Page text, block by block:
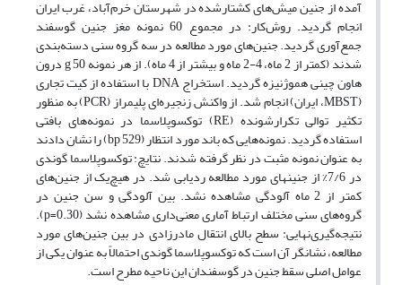
آمده از جنین میش‌های کشتارشده در شهرستان خرم‌آباد، غرب ایران
انجام گردید. روش‌کار: در مجموع 60 نمونه مغز جنین گوسفند
جمع‌آوری گردید. جنین‌های مورد مطالعه در سه گروه سنی دسته‌بندی
شدند (کمتر از 2 ماه، 4-2 ماه و بیشتر از 4 ماه). از هر نمونه g 50 درون
هاون چینی هموژنیزه گردید. استخراج DNA با استفاده از کیت تجاری
(MBST، ایران) انجام شد. از واکنش زنجیره‌ای پلیمراز (PCR) به منظور
تکثیر توالی تکرارشونده (RE) توکسوپلاسما در نمونه‌های بافتی
استفاده گردید. نمونه‌هایی که باند مورد انتظار (bp 529) را نشان دادند
به عنوان نمونه مثبت در نظر گرفته شدند. نتایچ: توکسوپلاسما گوندی
در 7/6% از جنینهای مورد مطالعه ردیابی شد. در هیچ‌یک از جنین‌های
کمتر از 2 ماه آلودگی مشاهده نشد. بین آلودگی و سن جنین در
گروه‌‌های سنی مختلف ارتباط آماری معنی‌داری مشاهده نشد (p=0.30).
نتیجه‌گیری‌نهایی: سطح بالای انتقال مادرزادی در بین جنین‌‌های مورد
مطالعه، نشانگر آن است که توکسوپلاسما گوندی احتمالاً به عنوان یکی از
عوامل اصلی سقط جنین در گوسفندان این ناحیه مطرح است.